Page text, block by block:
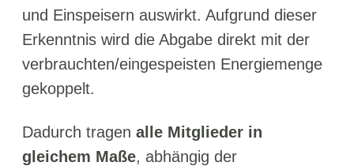
und Einspeisern auswirkt. Aufgrund dieser
Erkenntnis wird die Abgabe direkt mit der
verbrauchten/eingespeisten Energiemenge
gekoppelt.
Dadurch tragenalle Mitglieder in
gleichem Maße, abhängig der